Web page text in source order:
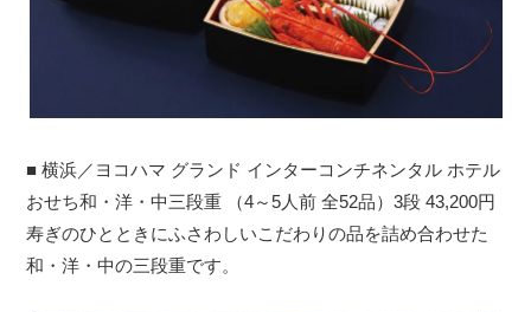
■ 横浜／ヨコハマ グランド インターコンチネンタル ホテル
おせち和・洋・中三段重 （4～5人前 全52品）3段 43,200円
寿ぎのひとときにふさわしいこだわりの品を詰め合わせた
和・洋・中の三段重です。